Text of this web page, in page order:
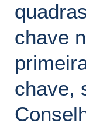
chave
chave,